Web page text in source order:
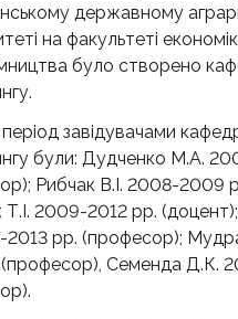
державному
на факультеті
було створено
період завідувачами
були: Дудченко М.А.
Рибчак В.І. 2008-2009
Т.І. 2009-2012 рр.
2013 рр. (професор);
Семенда Д.К.